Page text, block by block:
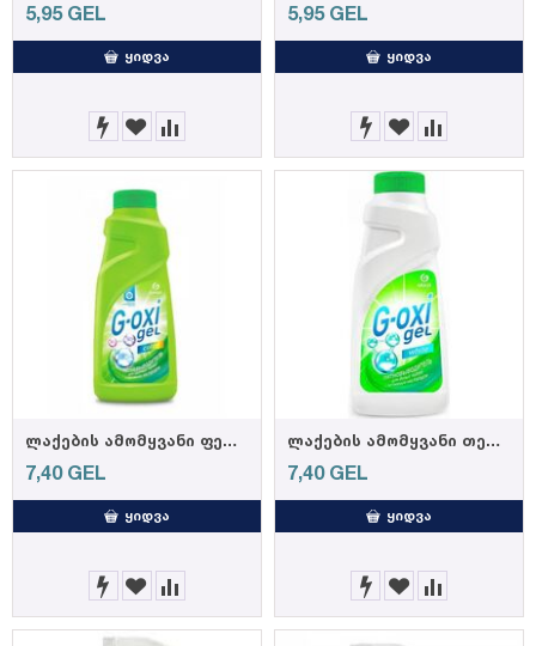
5,95 GEL
ᲧᲘᲓᲕᲐ
5,95 GEL
ᲧᲘᲓᲕᲐ
ლაქების ამომყვანი ფერადი ქსოვილებისთვის "G-Oxy Gel" 500მლ
7,40 GEL
ᲧᲘᲓᲕᲐ
ლაქების ამომყვანი თეთრი ქსოვილებისთვის "G-Oxy Gel" 500მლ
7,40 GEL
ᲧᲘᲓᲕᲐ